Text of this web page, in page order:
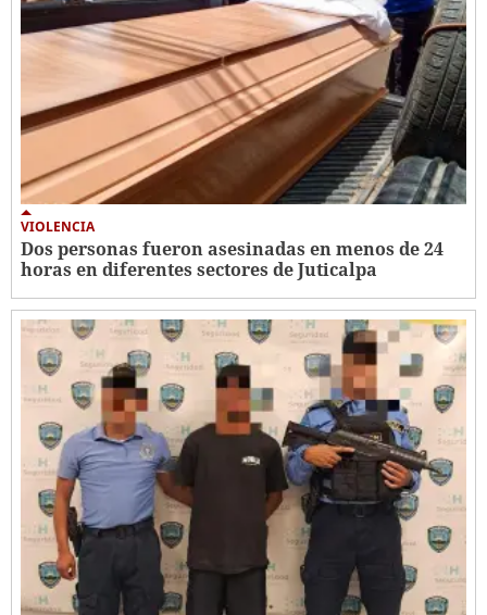
VIOLENCIA
Dos personas fueron asesinadas en menos de 24
horas en diferentes sectores de Juticalpa